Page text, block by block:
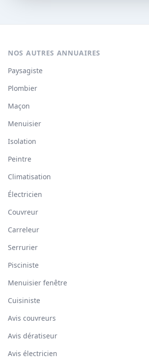
NOS AUTRES ANNUAIRES
Paysagiste
Plombier
Maçon
Menuisier
Isolation
Peintre
Climatisation
Électricien
Couvreur
Carreleur
Serrurier
Pisciniste
Menuisier fenêtre
Cuisiniste
Avis couvreurs
Avis dératiseur
Avis électricien